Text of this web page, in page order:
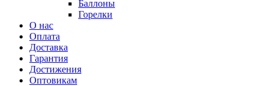
Баллоны
Горелки
О нас
Оплата
Доставка
Гарантия
Достижения
Оптовикам